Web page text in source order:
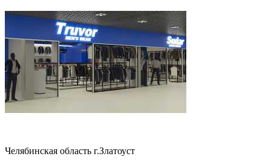
Челябинская область г.Златоуст